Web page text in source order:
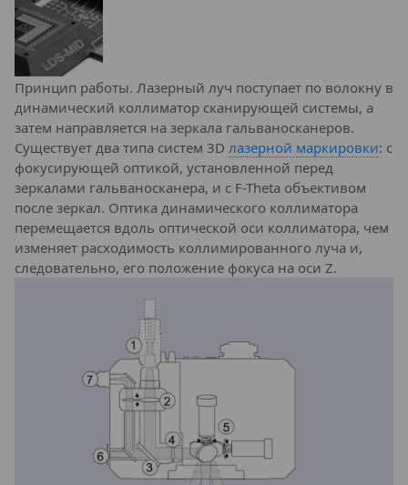
Принцип работы. Лазерный луч поступает по волокну в
динамический коллиматор сканирующей системы, а
затем направляется на зеркала гальваносканеров.
Существует два типа систем 3D лазерной маркировки: с
фокусирующей оптикой, установленной перед
зеркалами гальваносканера, и с F-Theta объективом
после зеркал. Оптика динамического коллиматора
перемещается вдоль оптической оси коллиматора, чем
изменяет расходимость коллимированного луча и,
следовательно, его положение фокуса на оси Z.